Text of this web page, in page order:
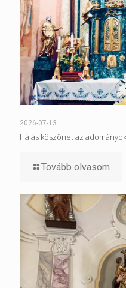
2026-07-13
Hálás köszönet az
Tovább olvasom